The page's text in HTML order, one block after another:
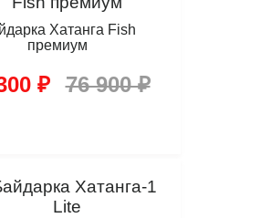
Хатанга Fish
премиум
₽ 76 900 ₽